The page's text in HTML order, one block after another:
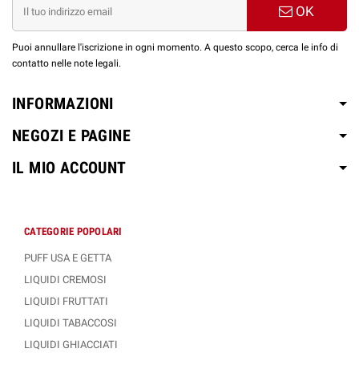
SILURO 10 ml
: Ghiacciolo alla frutta
SCOPRI COME DILUIRE GLI AROMI JUSTY
FLAVOR CLASSIC
OK
Puoi annullare l'iscrizione in ogni momento. A questo scopo, cerca le info di
contatto nelle note legali.
INFORMAZIONI
NEGOZI E PAGINE
IL MIO ACCOUNT
CATEGORIE POPOLARI
PUFF USA E GETTA
LIQUIDI CREMOSI
LIQUIDI FRUTTATI
LIQUIDI TABACCOSI
LIQUIDI GHIACCIATI